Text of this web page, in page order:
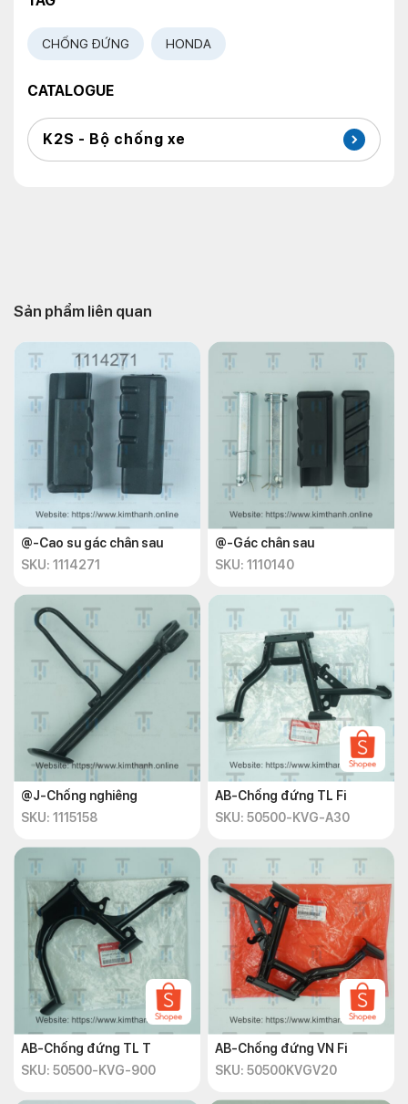
CHỐNG ĐỨNG HONDA
CATALOGUE
K2S - Bộ chống xe
Sản phẩm liên quan
@-Cao su gác chân sau
SKU: 1114271
@-Gác chân sau
SKU: 1110140
@J-Chống nghiêng
SKU: 1115158
AB-Chống đứng TL Fi
SKU: 50500-KVG-A30
AB-Chống đứng TL T
SKU: 50500-KVG-900
AB-Chống đứng VN Fi
SKU: 50500KVGV20